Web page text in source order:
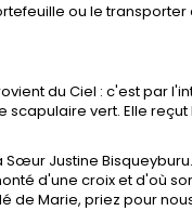
ou le
du Ciel : c'est par
vert. Elle
Justine Bisqueyburu.
d'une croix et d'où
de Marie, priez pour